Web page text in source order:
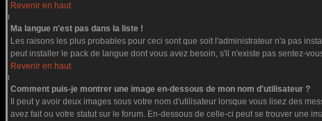
Revenir en haut
Ma langue n'est pas dans la liste !
Les raisons les plus probables pour ceci sont que soit l'administrateur n'a pas
peut installer le pack de langue dont vous avez besoin, s'il n'existe pas sentez-
Revenir en haut
Comment puis-je montrer une image en-dessous de mon nom d'utilisateur ?
Il peut y avoir deux images sous votre nom d'utilisateur lorsque vous lisez des
avez fait ou votre statut sur le forum. En-dessous de celle-ci peut se trouver une